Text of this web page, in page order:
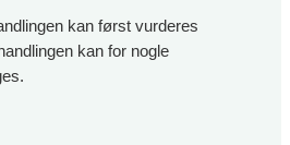
kan først vurderes
kan for nogle